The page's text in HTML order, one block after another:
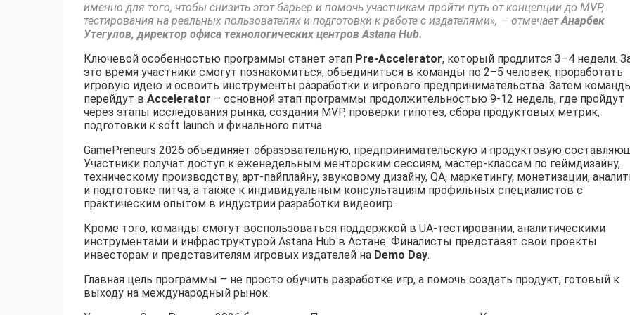
именно для того, чтобы снизить этот барьер и помочь участникам пройти путь от концепции до MVP,
тестирования на реальных пользователях и подготовки к работе с издателями», — отмечаетАнарбек
Утегулов, директор офиса технологических центров Astana Hub.
Ключевой особенностью программы станет этап Pre-Accelerator, который продлится 3–4 недели.
это время участники смогут познакомиться, объединиться в команды по 2–5 человек, проработать
игровую идею и освоить инструменты разработки и игрового предпринимательства. Затем
перейдут в Accelerator – основной этап программы продолжительностью 9-12 недель, где пройдут
через этапы исследования рынка, создания MVP, проверки гипотез, сбора продуктовых метрик,
подготовки к soft launch и финального питча.
GamePreneurs 2026 объединяет образовательную, предпринимательскую и продуктовую
Участники получат доступ к еженедельным менторским сессиям, мастер-классам по геймдизайну,
техническому производству, арт-пайплайну, звуковому дизайну, QA, маркетингу, монетизации,
и подготовке питча, а также к индивидуальным консультациям профильных специалистов с
практическим опытом в индустрии разработки видеоигр.
Кроме того, команды смогут воспользоваться поддержкой в UA-тестировании, аналитическими
инструментами и инфраструктурой Astana Hub в Астане. Финалисты представят свои проекты
инвесторам и представителям игровых издателей на Demo Day.
Главная цель программы – не просто обучить разработке игр, а помочь создать продукт, готовый к
выходу на международный рынок.